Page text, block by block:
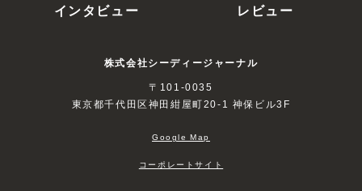
インタビュー
レビュー
株式会社シーディージャーナル
〒101-0035
東京都千代田区神田紺屋町20-1 神保ビル3F
Google Map
コーポレートサイト